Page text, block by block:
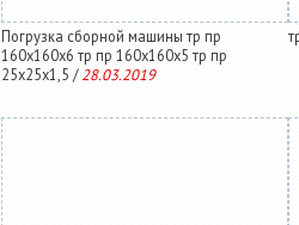
Погрузка сборной машины тр пр
160х160х6 тр пр 160х160х5 тр пр
25х25х1,5 / 28.03.2019